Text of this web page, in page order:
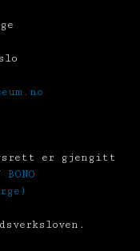
er gjengitt
BONO